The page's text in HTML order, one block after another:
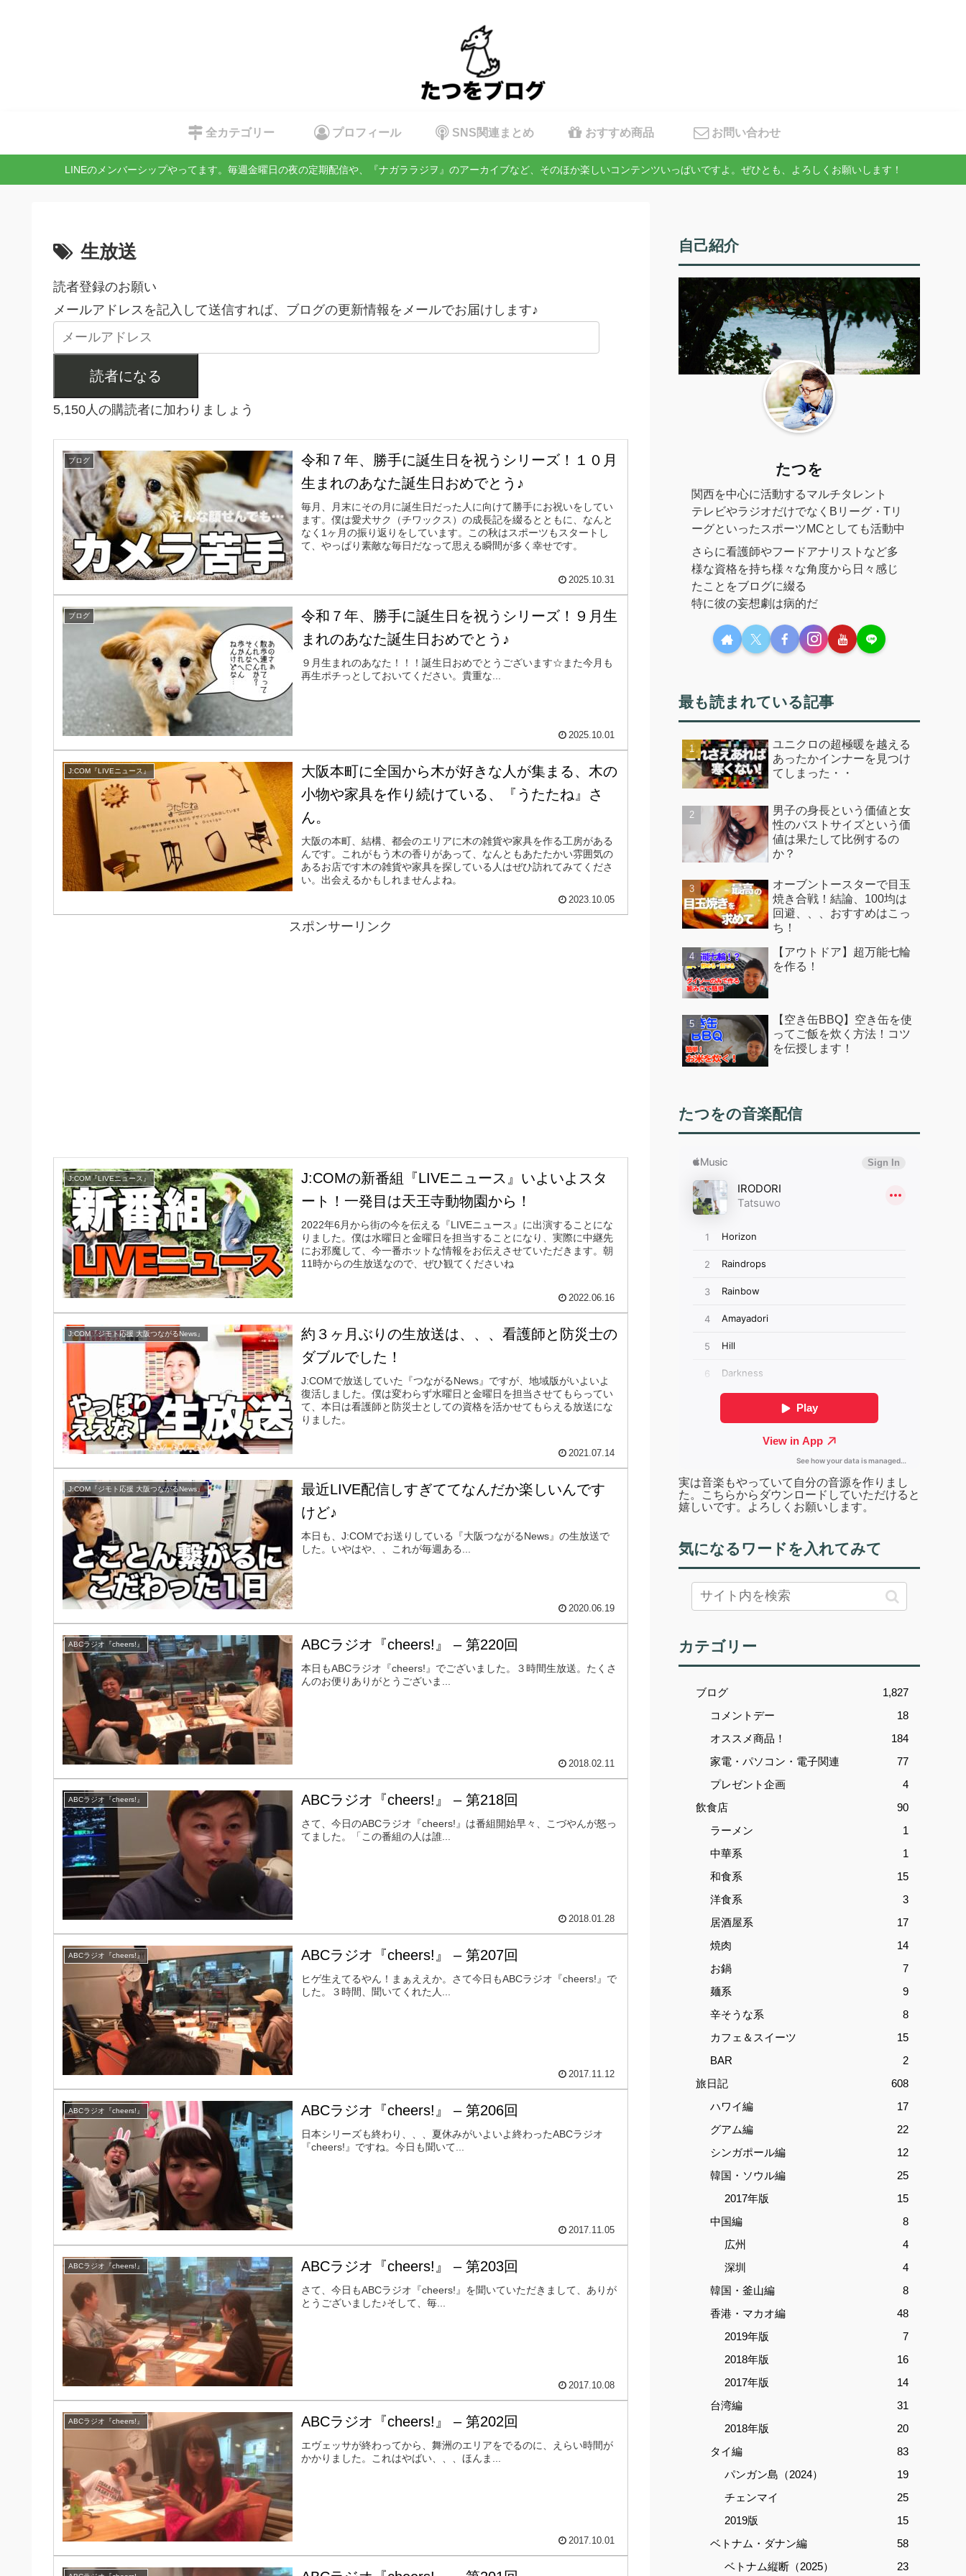
全カテゴリー プロフィール SNS関連まとめ おすすめ商品 お問い合わせ
LINEのメンバーシップやってます。毎週金曜日の夜の定期配信や、『ナガララジヲ』のアーカイブなど、そのほか楽しいコンテンツいっぱいですよ。ぜひとも、よろしくお願いします！
生放送
読者登録のお願い
メールアドレスを記入して送信すれば、ブログの更新情報をメールでお届けします♪
読者になる
5,150人の購読者に加わりましょう
ブログ
令和７年、勝手に誕生日を祝うシリーズ！１０月
生まれのあなた誕生日おめでとう♪
毎月、月末にその月に誕生日だった人に向けて勝手にお祝いをしてい
ます。僕は愛犬サク（チワックス）の成長記を綴るとともに、なんと
なく1ヶ月の振り返りをしています。この秋はスポーツもスタートし
て、やっぱり素敵な毎日だなって思える瞬間が多く幸せです。
2025.10.31
ブログ
令和７年、勝手に誕生日を祝うシリーズ！９月生
まれのあなた誕生日おめでとう♪
９月生まれのあなた！！！誕生日おめでとうございます☆また今月も
再生ポチっとしておいてください。貴重な...
2025.10.01
J:COM『LIVEニュース』
大阪本町に全国から木が好きな人が集まる、木の
小物や家具を作り続けている、『うたたね』さ
ん。
大阪の本町、結構、都会のエリアに木の雑貨や家具を作る工房がある
んです。これがもう木の香りがあって、なんともあたたかい雰囲気の
あるお店です木の雑貨や家具を探している人はぜひ訪れてみてくださ
い。出会えるかもしれませんよね。
2023.10.05
スポンサーリンク
J:COM『LIVEニュース』
J:COMの新番組『LIVEニュース』いよいよスタ
ート！一発目は天王寺動物園から！
2022年6月から街の今を伝える『LIVEニュース』に出演することにな
りました。僕は水曜日と金曜日を担当することになり、実際に中継先
にお邪魔して、今一番ホットな情報をお伝えさせていただきます。朝
11時からの生放送なので、ぜひ観てくださいね
2022.06.16
J:COM『ジモト応援 大阪つながるNews』
約３ヶ月ぶりの生放送は、、、看護師と防災士の
ダブルでした！
J:COMで放送していた『つながるNews』ですが、地域版がいよいよ
復活しました。僕は変わらず水曜日と金曜日を担当させてもらってい
て、本日は看護師と防災士としての資格を活かせてもらえる放送にな
りました。
2021.07.14
J:COM『ジモト応援 大阪つながるNews』
最近LIVE配信しすぎててなんだか楽しいんです
けど♪
本日も、J:COMでお送りしている『大阪つながるNews』の生放送で
した。いやはや、、これが毎週ある...
2020.06.19
ABCラジオ『cheers!』 ABCラジオ『cheers!』 – 第220回
本日もABCラジオ『cheers!』でございました。３時間生放送。たくさ
んのお便りありがとうございま...
2018.02.11
ABCラジオ『cheers!』 ABCラジオ『cheers!』 – 第218回
さて、今日のABCラジオ『cheers!』は番組開始早々、こづやんが怒っ
てました。「この番組の人は誰...
2018.01.28
ABCラジオ『cheers!』 ABCラジオ『cheers!』 – 第207回
ヒゲ生えてるやん！まぁええか。さて今日もABCラジオ『cheers!』で
した。３時間、聞いてくれた人...
2017.11.12
ABCラジオ『cheers!』 ABCラジオ『cheers!』 – 第206回
日本シリーズも終わり、、、夏休みがいよいよ終わったABCラジオ
『cheers!』ですね。今日も聞いて...
2017.11.05
ABCラジオ『cheers!』 ABCラジオ『cheers!』 – 第203回
さて、今日もABCラジオ『cheers!』を聞いていただきまして、ありが
とうございました♪そして、毎...
2017.10.08
ABCラジオ『cheers!』 ABCラジオ『cheers!』 – 第202回
エヴェッサが終わってから、舞洲のエリアをでるのに、えらい時間が
かかりました。これはやばい、、、ほんま...
2017.10.01
自己紹介
たつを
関西を中心に活動するマルチタレント
テレビやラジオだけでなくBリーグ・Tリ
ーグといったスポーツMCとしても活動中
さらに看護師やフードアナリストなど多
様な資格を持ち様々な角度から日々感じ
たことをブログに綴る
特に彼の妄想劇は病的だ
最も読まれている記事
ユニクロの超極暖を越える
あったかインナーを見つけ
てしまった・・
男子の身長という価値と女
性のバストサイズという価
値は果たして比例するの
か？
オーブントースターで目玉
焼き合戦！結論、100均は
回避、、、おすすめはこっ
ち！
【アウトドア】超万能七輪
を作る！
【空き缶BBQ】空き缶を使
ってご飯を炊く方法！コツ
を伝授します！
たつをの音楽配信
実は音楽もやっていて自分の音源を作りまし
た。こちらからダウンロードしていただけると
嬉しいです。よろしくお願いします。
気になるワードを入れてみて
カテゴリー
ブログ
1,827
コメントデー
18
オススメ商品！
184
家電・パソコン・電子関連
77
プレゼント企画
4
飲食店
90
ラーメン
1
中華系
1
和食系
15
洋食系
3
居酒屋系
17
焼肉
14
お鍋
7
麺系
9
辛そうな系
8
カフェ＆スイーツ
15
BAR
2
旅日記
608
ハワイ編
17
グアム編
22
シンガポール編
12
韓国・ソウル編
25
2017年版
15
中国編
8
広州
4
深圳
4
韓国・釜山編
8
香港・マカオ編
48
2019年版
7
2018年版
16
2017年版
14
台湾編
31
2018年版
20
タイ編
83
パンガン島（2024）
19
チェンマイ
25
2019版
15
ベトナム・ダナン編
58
ベトナム縦断（2025）
23